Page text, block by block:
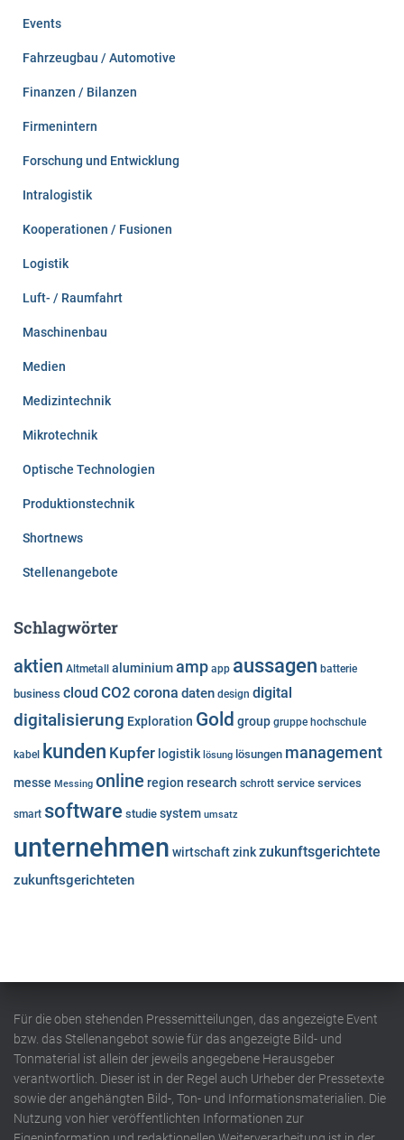
Events
Fahrzeugbau / Automotive
Finanzen / Bilanzen
Firmenintern
Forschung und Entwicklung
Intralogistik
Kooperationen / Fusionen
Logistik
Luft- / Raumfahrt
Maschinenbau
Medien
Medizintechnik
Mikrotechnik
Optische Technologien
Produktionstechnik
Shortnews
Stellenangebote
Schlagwörter
aktien Altmetall aluminiumamp app aussagen batterie
business cloud CO2 corona daten design digital
digitalisierung Exploration Gold group gruppe hochschule
kabel kunden Kupfer logistik lösung lösungen management
messe Messing online region research schrott service services
smart software studie system umsatz
unternehmen wirtschaftzinkzukunftsgerichtete
zukunftsgerichteten
Für die oben stehenden Pressemitteilungen, das angezeigte Event
bzw. das Stellenangebot sowie für das angezeigte Bild- und
Tonmaterial ist allein der jeweils angegebene Herausgeber
verantwortlich. Dieser ist in der Regel auch Urheber der Pressetexte
sowie der angehängten Bild-, Ton- und Informationsmaterialien. Die
Nutzung von hier veröffentlichten Informationen zur